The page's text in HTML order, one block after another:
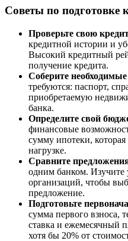
Советы по подготовке
Проверьте свою
кредитной истории и
Высокий кредитный
получение кредита.
Соберите
требуются: паспорт,
приобретаемую
банка.
Определите свой
финансовые
сумму ипотеки,
нагрузке.
Сравните
одним банком. Изучите
организаций, чтобы
предложение.
Подготовьте
сумма первого взноса,
ставка и ежемесячный
хотя бы 20% от